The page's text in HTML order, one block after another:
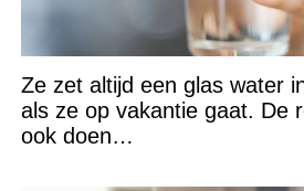
Ze zet altijd een glas water
als ze op vakantie gaat. De
ook doen…